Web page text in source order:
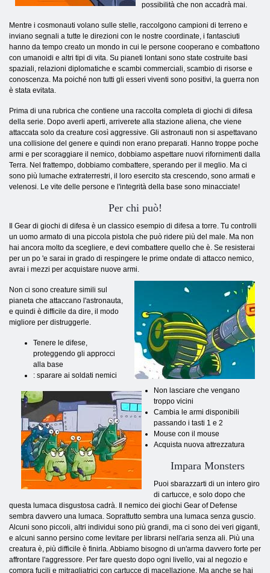
possibilità che non accadrà mai.
Mentre i cosmonauti volano sulle stelle, raccolgono campioni di terreno e
inviano segnali a tutte le direzioni con le nostre coordinate, i fantasciuti
hanno da tempo creato un mondo in cui le persone cooperano e combattono
con umanoidi e altri tipi di vita. Su pianeti lontani sono state costruite basi
spaziali, relazioni diplomatiche e scambi commerciali, scambio di risorse e
conoscenza. Ma poiché non tutti gli esseri viventi sono positivi, la guerra non
è stata evitata.
Prima di una rubrica che contiene una raccolta completa di giochi di difesa
della serie. Dopo averli aperti, arriverete alla stazione aliena, che viene
attaccata solo da creature così aggressive. Gli astronauti non si aspettavano
una collisione del genere e quindi non erano preparati. Hanno troppe poche
armi e per scoraggiare il nemico, dobbiamo aspettare nuovi rifornimenti dalla
Terra. Nel frattempo, dobbiamo combattere, sperando per il meglio. Ma ci
sono più lumache extraterrestri, il loro esercito sta crescendo, sono armati e
velenosi. Le vite delle persone e l'integrità della base sono minacciate!
Per chi può!
Il Gear di giochi di difesa è un classico esempio di difesa a torre. Tu controlli
un uomo armato di una piccola pistola che può ridere più del male. Ma non
hai ancora molto da scegliere, e devi combattere quello che è. Se resisterai
per un po 'e sarai in grado di respingere le prime ondate di attacco nemico,
avrai i mezzi per acquistare nuove armi.
Non ci sono creature simili sul
pianeta che attaccano l'astronauta,
e quindi è difficile da dire, il modo
migliore per distruggerle.
Tenere le difese,
proteggendo gli approcci
alla base
: sparare ai soldati nemici
Non lasciare che vengano
troppo vicini
Cambia le armi disponibili
passando i tasti 1 e 2
Mouse con il mouse
Acquista nuova attrezzatura
Impara Monsters
Puoi sbarazzarti di un intero giro
di cartucce, e solo dopo che
questa lumaca disgustosa cadrà. Il nemico dei giochi Gear of Defense
sembra davvero una lumaca. Soprattutto sembra una lumaca senza guscio.
Alcuni sono piccoli, altri individui sono più grandi, ma ci sono dei veri giganti,
e alcuni sanno persino come levitare per librarsi nell'aria senza ali. Più una
creatura è, più difficile è finirla. Abbiamo bisogno di un'arma davvero forte per
affrontare l'aggressore. Per fare questo dopo ogni livello, vai al negozio e
compra fucili e mitragliatrici con cartucce di macellazione. Ma anche se hai